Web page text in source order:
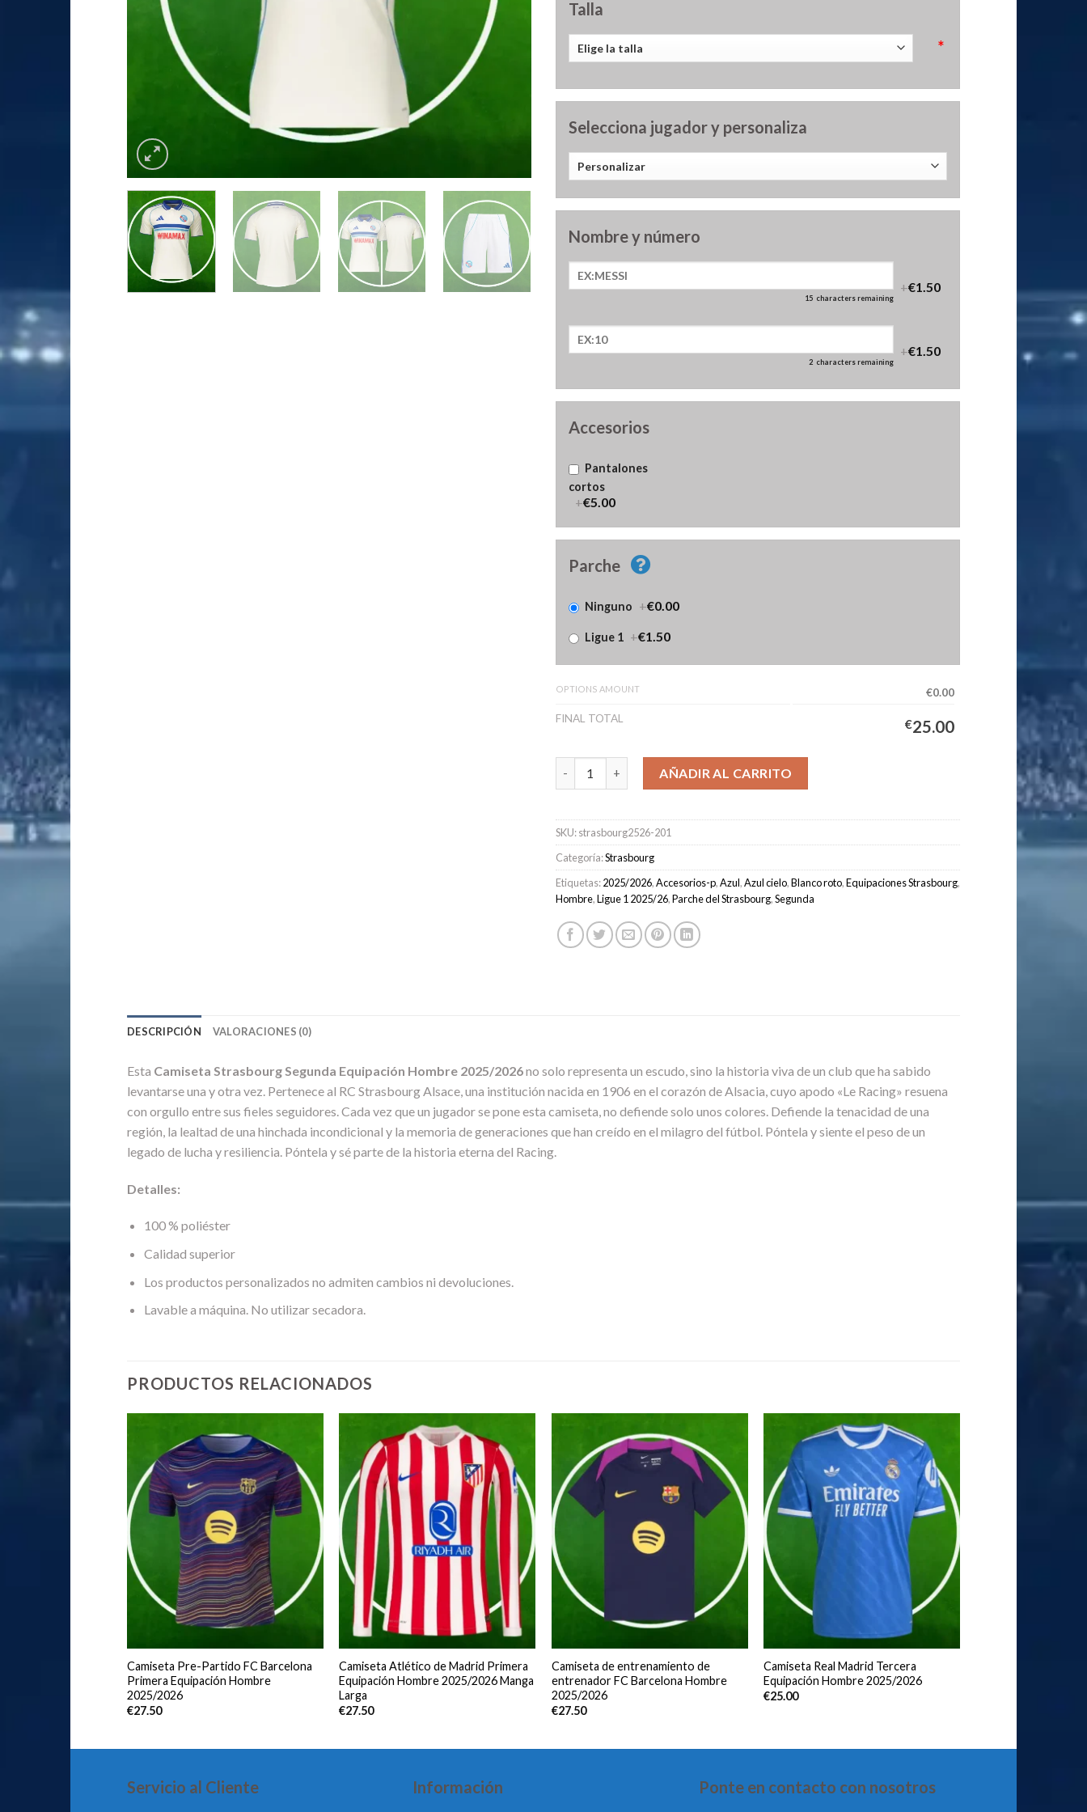
Talla
*
Selecciona jugador y personaliza
Nombre y número
15 characters remaining
+€1.50
2 characters remaining
+€1.50
Accesorios
Pantalones
cortos
+€5.00
Parche
Ninguno +€0.00
Ligue 1 +€1.50
OPTIONS AMOUNT
€0.00
FINAL TOTAL
€25.00
Camiseta Strasbourg Segunda Equipación Hombre 2025/2026 cantidad
AÑADIR AL CARRITO
SKU:strasbourg2526-201
Categoría:Strasbourg
Etiquetas:2025/2026,Accesorios-p,Azul,Azul cielo,Blanco roto,Equipaciones Strasbourg,
Hombre,Ligue 1 2025/26,Parche del Strasbourg,Segunda
DESCRIPCIÓN VALORACIONES (0)
Esta Camiseta Strasbourg Segunda Equipación Hombre 2025/2026no solo representa un escudo, sino la historia viva de un club que ha sabido
levantarse una y otra vez. Pertenece al RC Strasbourg Alsace, una institución nacida en 1906 en el corazón de Alsacia, cuyo apodo «Le Racing» resuena
con orgullo entre sus fieles seguidores. Cada vez que un jugador se pone esta camiseta, no defiende solo unos colores. Defiende la tenacidad de una
región, la lealtad de una hinchada incondicional y la memoria de generaciones que han creído en el milagro del fútbol. Póntela y siente el peso de un
legado de lucha y resiliencia. Póntela y sé parte de la historia eterna del Racing.
Detalles:
100 % poliéster
Calidad superior
Los productos personalizados no admiten cambios ni devoluciones.
Lavable a máquina. No utilizar secadora.
PRODUCTOS RELACIONADOS
Camiseta Pre-Partido FC Barcelona
Primera Equipación Hombre
2025/2026
€27.50
Camiseta Atlético de Madrid Primera
Equipación Hombre 2025/2026 Manga
Larga
€27.50
Camiseta de entrenamiento de
entrenador FC Barcelona Hombre
2025/2026
€27.50
Camiseta Real Madrid Tercera
Equipación Hombre 2025/2026
€25.00
Servicio al Cliente Información Ponte en contacto con nosotros